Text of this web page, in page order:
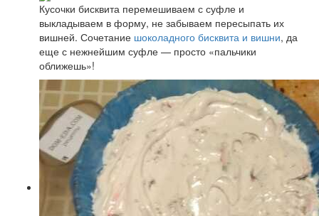
Кусочки бисквита перемешиваем с суфле и
выкладываем в форму, не забываем пересыпать их
вишней. Сочетание шоколадного бисквита и вишни, да
еще с нежнейшим суфле — просто «пальчики
оближешь»!